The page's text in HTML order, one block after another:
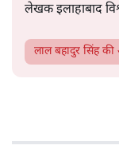
लेखक इलाहाबाद
लाल बहादुर सिंहकी